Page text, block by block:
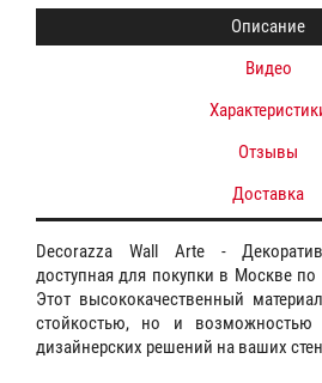
Описание
Видео
Отзывы
Доставка
Decorazza Wall Arte -
доступная для покупки в Москве по
Этот высококачественный
стойкостью, но и возможностью
дизайнерских решений на ваших